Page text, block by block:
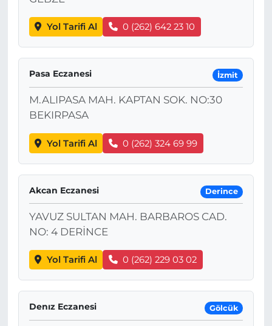
Yol Tarifi Al 0 (262) 642 23 10
Pasa Eczanesi İzmit
M.ALIPASA MAH. KAPTAN SOK. NO:30
BEKIRPASA
Yol Tarifi Al 0 (262) 324 69 99
Akcan Eczanesi Derince
YAVUZ SULTAN MAH. BARBAROS CAD.
NO: 4 DERİNCE
Yol Tarifi Al 0 (262) 229 03 02
Denız Eczanesi Gölcük